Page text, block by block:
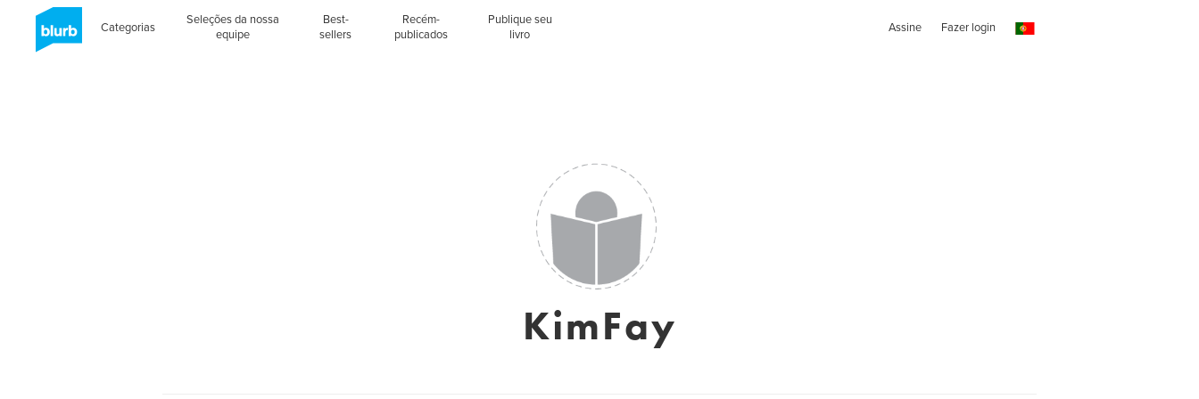
Categorias
Seleções da nossa
equipe
Best-
sellers
Recém-
publicados
Publique seu
livro
Assine Fazer login
KimFay